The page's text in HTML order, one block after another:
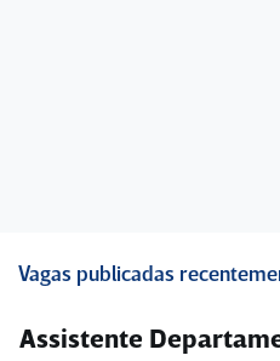
Vagas publicadas
Assistente